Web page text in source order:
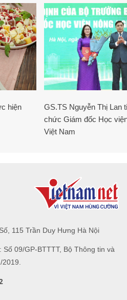
hiện
GS.TS Nguyễn Thị Lan
chức Giám đốc Học
Việt Nam
115 Trần Duy Hưng Hà Nội
09/GP-BTTTT, Bộ Thông tin và
2019.